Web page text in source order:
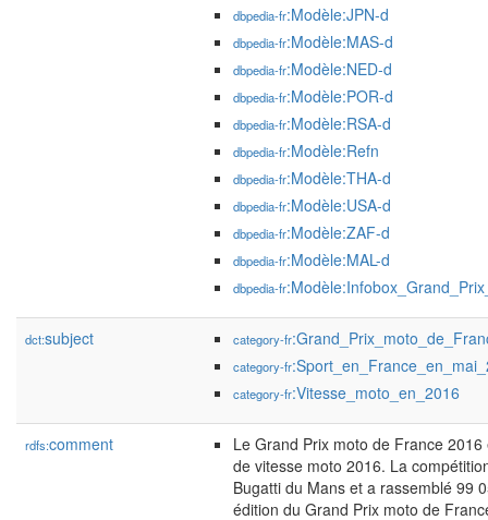
dbpedia-fr:Modèle:JPN-d
dbpedia-fr:Modèle:MAS-d
dbpedia-fr:Modèle:NED-d
dbpedia-fr:Modèle:POR-d
dbpedia-fr:Modèle:RSA-d
dbpedia-fr:Modèle:Refn
dbpedia-fr:Modèle:THA-d
dbpedia-fr:Modèle:USA-d
dbpedia-fr:Modèle:ZAF-d
dbpedia-fr:Modèle:MAL-d
dbpedia-fr
dct:subject category-fr
category-fr
category-fr:Vitesse_moto_en_2016
rdfs:comment
Le Grand Prix moto de France
de vitesse moto 2016. La
Bugatti du Mans et a rassemblé 99
édition du Grand Prix moto de